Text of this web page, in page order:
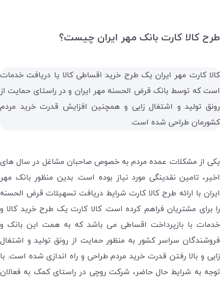
طرح کالا کارت بانک مهر ایران چیست؟
کالا کارت مهر ایران یک طرح خرید اقساطی کالا یا دریافت خدمات
است که توسط بانک قرض الحسنه مهر ایران و در راستای حمایت از
رونق تولید و اشتغال زایی و همچنین افزایش قدرت خرید مردم
کشورمان طراحی شده است.
یکی از مشکلات عمده مردم به خصوص صاحبان مشاغل در سال های
اخیر، تامین نقدینگی مورد نیاز بوده است. بدین منظور بانک مهر
ایران با ارائه طرح کالا کارت شرایط دریافت تسهیلات قرض الحسنه
را برای مشتریان فراهم کرده است. کالا کارت یک طرح خرید کالا و
خدمات با بازپرداخت اقساطی می باشد که به همت این بانک و
فروشندگان سراسر کشور به منظور حمایت از رونق تولید و اشتغال
زایی و بالا رفتن قدرت خرید مردم طراحی و راه اندازی شده است. با
توجه به شرایط حال حاضر، شرکت روچی در راستای کمک به فعالان